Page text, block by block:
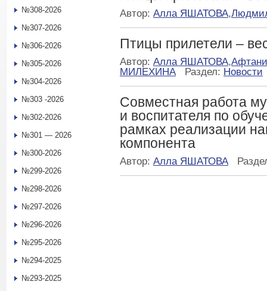
Автор: Алла ЯШАТОВА,
Птицы прилетели –
Автор: Алла ЯШАТОВА,
МИЛЕХИНА
Раздел: Новости
Совместная работа
и воспитателя по
рамках реализации
компонента
Автор: Алла ЯШАТОВА
№308-2026
№307-2026
№306-2026
№305-2026
№304-2026
№303 -2026
№302-2026
№301 — 2026
№300-2026
№299-2026
№298-2026
№297-2026
№296-2026
№295-2026
№294-2025
№293-2025